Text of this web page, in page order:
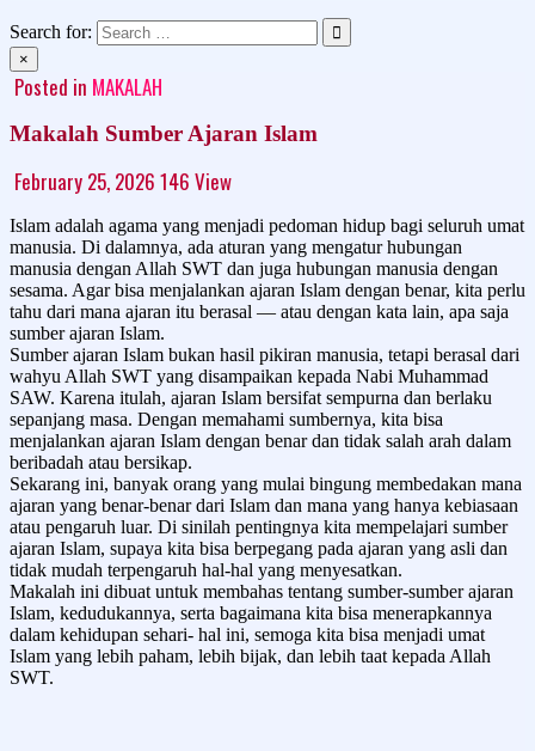
Search for:
×
Posted in MAKALAH
Makalah Sumber Ajaran Islam
February 25, 2026 146 View
Islam adalah agama yang menjadi pedoman hidup bagi seluruh umat
manusia. Di dalamnya, ada aturan yang mengatur hubungan
manusia dengan Allah SWT dan juga hubungan manusia dengan
sesama. Agar bisa menjalankan ajaran Islam dengan benar, kita perlu
tahu dari mana ajaran itu berasal — atau dengan kata lain, apa saja
sumber ajaran Islam.
Sumber ajaran Islam bukan hasil pikiran manusia, tetapi berasal dari
wahyu Allah SWT yang disampaikan kepada Nabi Muhammad
SAW. Karena itulah, ajaran Islam bersifat sempurna dan berlaku
sepanjang masa. Dengan memahami sumbernya, kita bisa
menjalankan ajaran Islam dengan benar dan tidak salah arah dalam
beribadah atau bersikap.
Sekarang ini, banyak orang yang mulai bingung membedakan mana
ajaran yang benar-benar dari Islam dan mana yang hanya kebiasaan
atau pengaruh luar. Di sinilah pentingnya kita mempelajari sumber
ajaran Islam, supaya kita bisa berpegang pada ajaran yang asli dan
tidak mudah terpengaruh hal-hal yang menyesatkan.
Makalah ini dibuat untuk membahas tentang sumber-sumber ajaran
Islam, kedudukannya, serta bagaimana kita bisa menerapkannya
dalam kehidupan sehari- hal ini, semoga kita bisa menjadi umat
Islam yang lebih paham, lebih bijak, dan lebih taat kepada Allah
SWT.